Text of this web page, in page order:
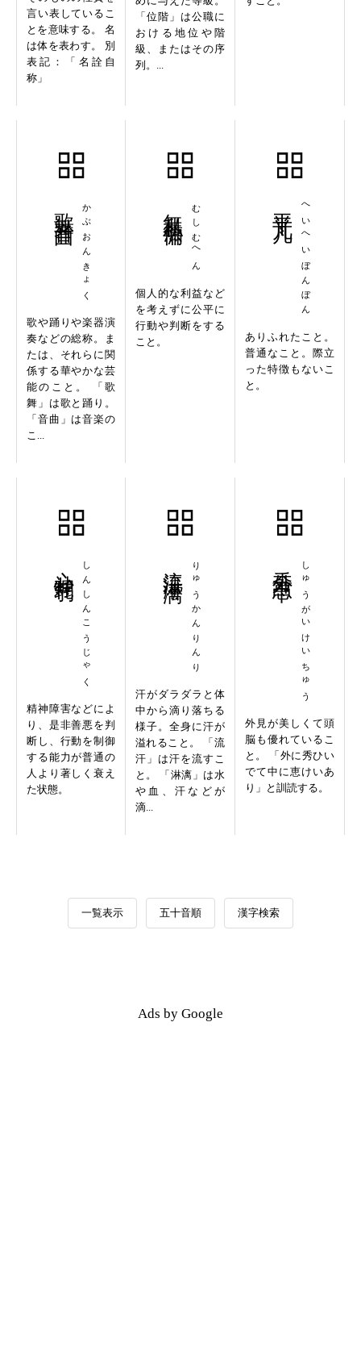
言い表しているこ
とを意味する。 名
は体を表わす。 別
表記：「名詮自
称」
「位階」は公職に
おける地位や階
級、またはその序
列。...
かぶおんきょく
歌や踊りや楽器演
奏などの総称。ま
たは、それらに関
係する華やかな芸
能のこと。 「歌
舞」は歌と踊り。
「音曲」は音楽の
こ...
むしむへん
個人的な利益など
を考えずに公平に
行動や判断をする
こと。
へいへいぼんぼん
ありふれたこと。
普通なこと。際立
った特徴もないこ
と。
しんしんこうじゃく
精神障害などによ
り、是非善悪を判
断し、行動を制御
する能力が普通の
人より著しく衰え
た状態。
りゅうかんりんり
汗がダラダラと体
中から滴り落ちる
様子。全身に汗が
溢れること。 「流
汗」は汗を流すこ
と。 「淋漓」は水
や血、汗などが
滴...
しゅうがいけいちゅう
外見が美しくて頭
脳も優れているこ
と。 「外に秀ひい
でて中に恵けいあ
り」と訓読する。
一覧表示 五十音順 漢字検索
Ads by Google